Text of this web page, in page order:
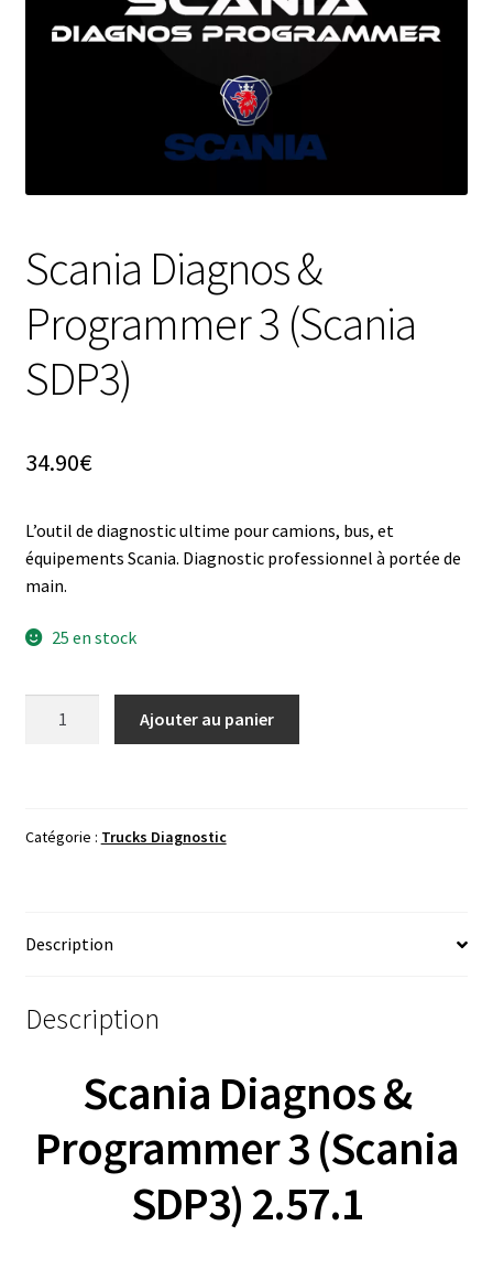
Scania Diagnos &
Programmer 3 (Scania
SDP3)
34.90€
L’outil de diagnostic ultime pour camions, bus, et
équipements Scania. Diagnostic professionnel à portée de
main.
25 en stock
Programmer
Ajouter au panier
Catégorie : Trucks Diagnostic
Description
Description
Scania Diagnos &
Programmer 3 (Scania
SDP3) 2.57.1